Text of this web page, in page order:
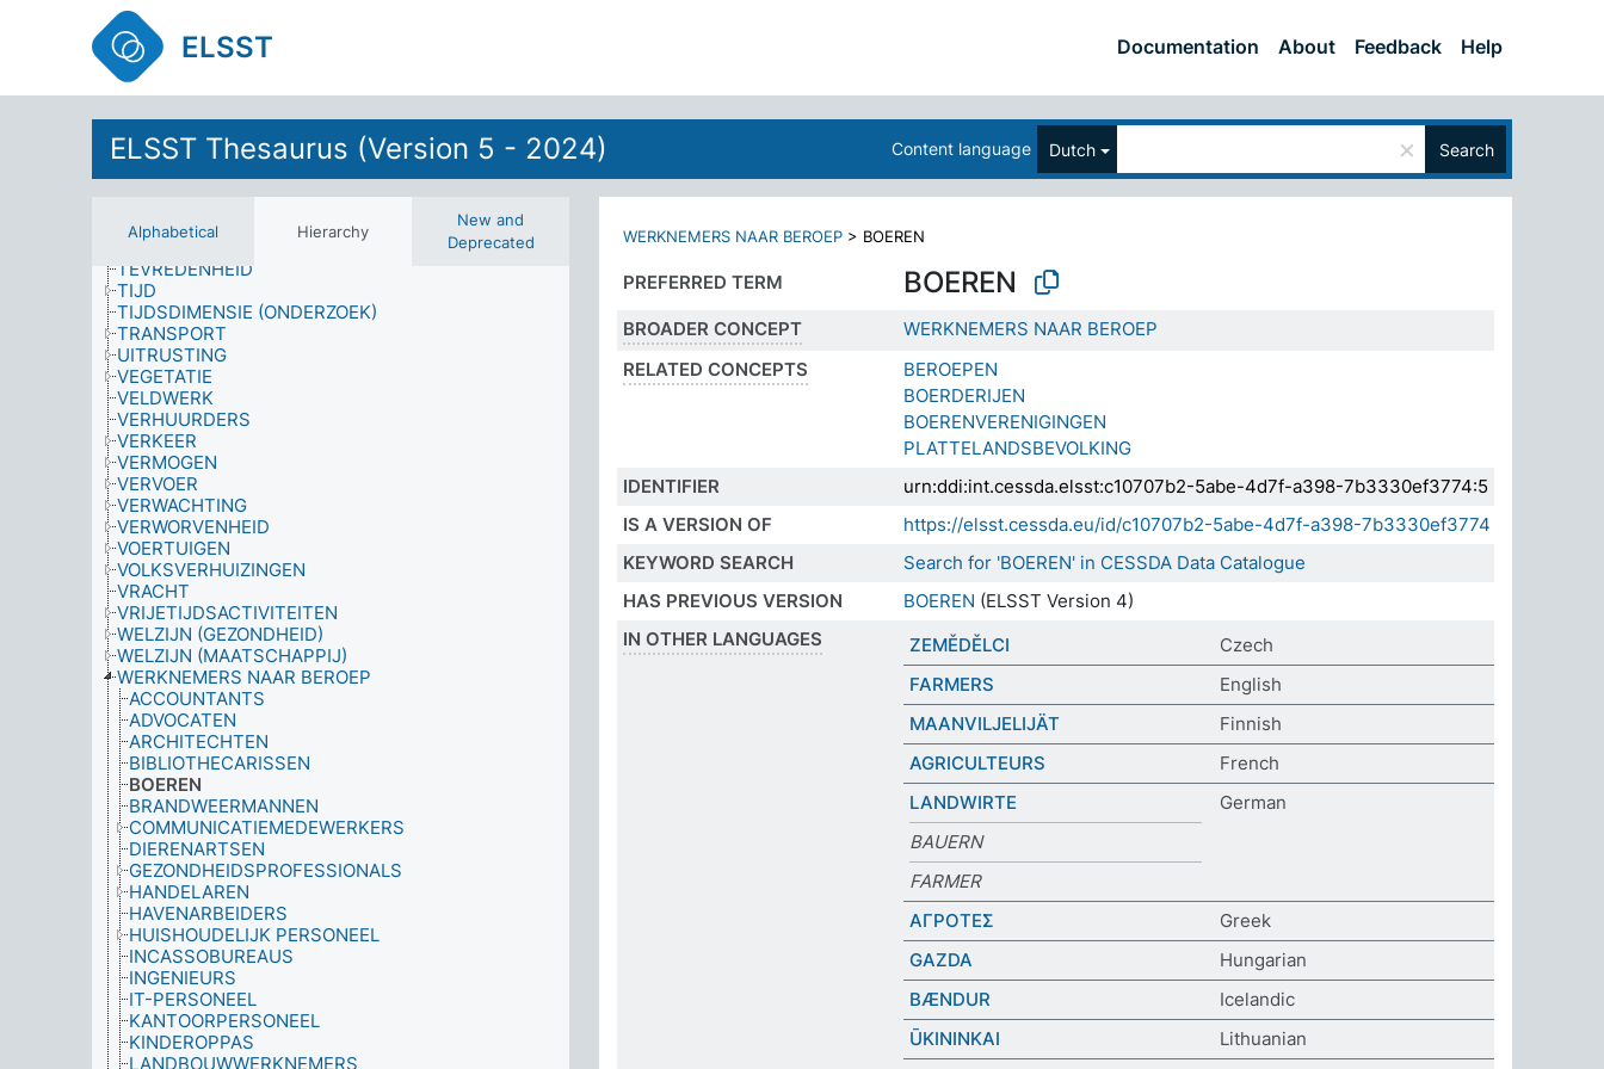
ELSST Documentation About Feedback Help
ELSST Thesaurus (Version 5 - 2024) Content language Dutch × Search
Alphabetical Hierarchy
New and
Deprecated
STAATSCONTROLE
STEEKPROEFPROCEDURES
STERFGEVAL
STRAFBLAD
STRUCTURELE ELEMENTEN (GEBOUWEN)
STUDENTEN
SYMPTOMEN
TAAL
TAALKUNDE
TECHNISCHE INFRASTRUCTUUR
TEKORTEN
TERREINEN
TEVREDENHEID
TIJD
TIJDSDIMENSIE (ONDERZOEK)
TRANSPORT
UITRUSTING
VEGETATIE
VELDWERK
VERHUURDERS
VERKEER
VERMOGEN
VERVOER
VERWACHTING
VERWORVENHEID
VOERTUIGEN
VOLKSVERHUIZINGEN
VRACHT
VRIJETIJDSACTIVITEITEN
WELZIJN (GEZONDHEID)
WELZIJN (MAATSCHAPPIJ)
WERKNEMERS NAAR BEROEP
ACCOUNTANTS
ADVOCATEN
ARCHITECHTEN
BIBLIOTHECARISSEN
BOEREN
BRANDWEERMANNEN
COMMUNICATIEMEDEWERKERS
DIERENARTSEN
GEZONDHEIDSPROFESSIONALS
HANDELAREN
HAVENARBEIDERS
HUISHOUDELIJK PERSONEEL
INCASSOBUREAUS
INGENIEURS
IT-PERSONEEL
KANTOORPERSONEEL
KINDEROPPAS
LANDBOUWWERKNEMERS
WERKNEMERS NAAR BEROEP > BOEREN
PREFERRED TERM BOEREN
BROADER CONCEPT
WERKNEMERS NAAR BEROEP
RELATED CONCEPTS
BEROEPEN
BOERDERIJEN
BOERENVERENIGINGEN
PLATTELANDSBEVOLKING
IDENTIFIER
urn:ddi:int.cessda.elsst:c10707b2-5abe-4d7f-a398-7b3330ef3774:5
IS A VERSION OF
https://elsst.cessda.eu/id/c10707b2-5abe-4d7f-a398-7b3330ef3774
KEYWORD SEARCH
Search for 'BOEREN' in CESSDA Data Catalogue
HAS PREVIOUS VERSION
BOEREN (ELSST Version 4)
IN OTHER LANGUAGES
ZEMĚDĚLCI
Czech
FARMERS
English
MAANVILJELIJÄT
Finnish
AGRICULTEURS
French
LANDWIRTE
German
BAUERN
FARMER
ΑΓΡΟΤΕΣ
Greek
GAZDA
Hungarian
BÆNDUR
Icelandic
ŪKININKAI
Lithuanian